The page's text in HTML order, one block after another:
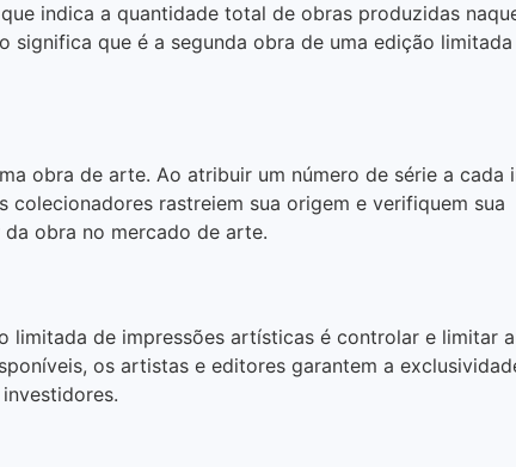
indica a quantidade total de obras produzidas
significa que é a segunda obra de uma edição limitada
obra de arte. Ao atribuir um número de série a cada
rastreiem sua origem e verifiquem sua
obra no mercado de arte.
limitada de impressões artísticas é controlar e limitar
os artistas e editores garantem a